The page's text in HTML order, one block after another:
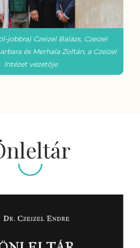
jobbra) Czeizel Balázs, Czeizel
és Merhala Zoltán, a Czeizel
Intézet vezetője